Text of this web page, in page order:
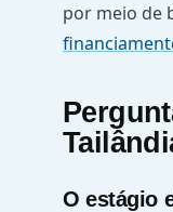
por meio de
O estágio